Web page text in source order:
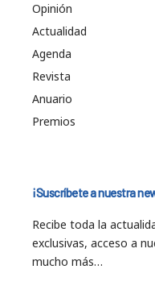
Opinión
Actualidad
Agenda
Revista
Anuario
Premios
¡Suscríbete a nuestra
Recibe toda la
exclusivas, acceso a
mucho más…